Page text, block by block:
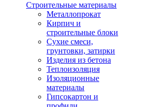
Строительные материалы
Металлопрокат
Кирпич и
строительные блоки
Сухие смеси,
грунтовки, затирки
Изделия из бетона
Теплоизоляция
Изоляционные
материалы
Гипсокартон и